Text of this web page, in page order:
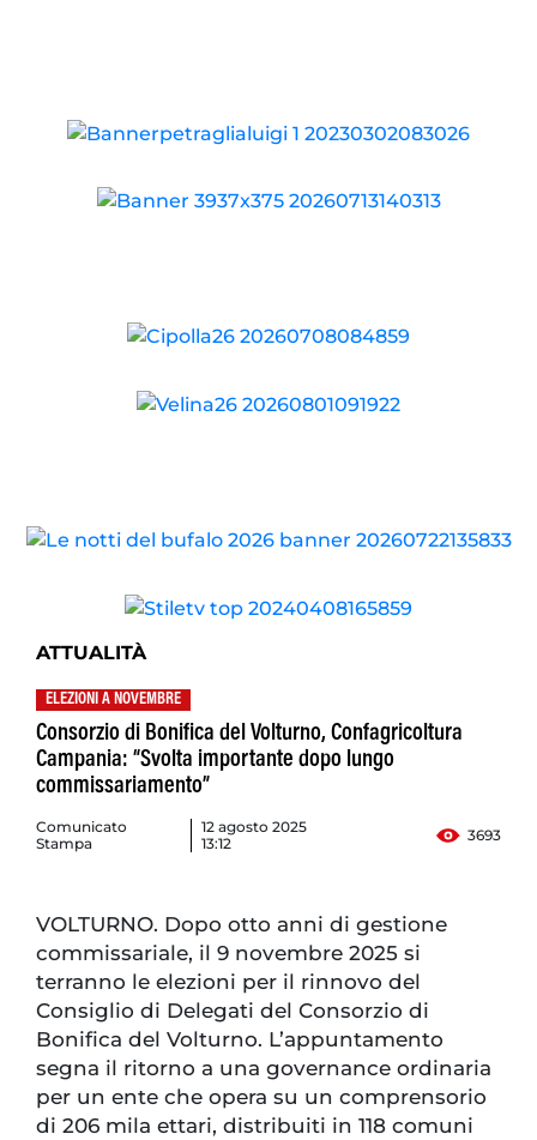
ATTUALITÀ
ELEZIONI A NOVEMBRE
Consorzio di Bonifica del Volturno, Confagricoltura
Campania: “Svolta importante dopo lungo
commissariamento”
Comunicato
Stampa
12 agosto 2025
13:12
3693
VOLTURNO. Dopo otto anni di gestione
commissariale, il 9 novembre 2025 si
terranno le elezioni per il rinnovo del
Consiglio di Delegati del Consorzio di
Bonifica del Volturno. L’appuntamento
segna il ritorno a una governance ordinaria
per un ente che opera su un comprensorio
di 206 mila ettari, distribuiti in 118 comuni